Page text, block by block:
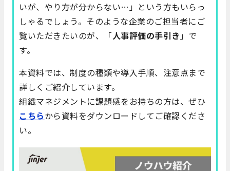
いが、やり方が分からない…」という方もいらっ
しゃるでしょう。そのような企業のご担当者にご
覧いただきたいのが、「人事評価の手引き」で
す。
本資料では、制度の種類や導入手順、注意点まで
詳しくご紹介しています。
組織マネジメントに課題感をお持ちの方は、ぜひ
こちらから資料をダウンロードしてご確認くださ
い。